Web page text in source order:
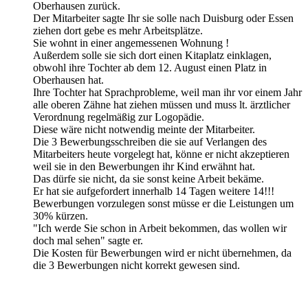
Oberhausen zurück.
Der Mitarbeiter sagte Ihr sie solle nach Duisburg oder Essen
ziehen dort gebe es mehr Arbeitsplätze.
Sie wohnt in einer angemessenen Wohnung !
Außerdem solle sie sich dort einen Kitaplatz einklagen,
obwohl ihre Tochter ab dem 12. August einen Platz in
Oberhausen hat.
Ihre Tochter hat Sprachprobleme, weil man ihr vor einem Jahr
alle oberen Zähne hat ziehen müssen und muss lt. ärztlicher
Verordnung regelmäßig zur Logopädie.
Diese wäre nicht notwendig meinte der Mitarbeiter.
Die 3 Bewerbungsschreiben die sie auf Verlangen des
Mitarbeiters heute vorgelegt hat, könne er nicht akzeptieren
weil sie in den Bewerbungen ihr Kind erwähnt hat.
Das dürfe sie nicht, da sie sonst keine Arbeit bekäme.
Er hat sie aufgefordert innerhalb 14 Tagen weitere 14!!!
Bewerbungen vorzulegen sonst müsse er die Leistungen um
30% kürzen.
"Ich werde Sie schon in Arbeit bekommen, das wollen wir
doch mal sehen" sagte er.
Die Kosten für Bewerbungen wird er nicht übernehmen, da
die 3 Bewerbungen nicht korrekt gewesen sind.